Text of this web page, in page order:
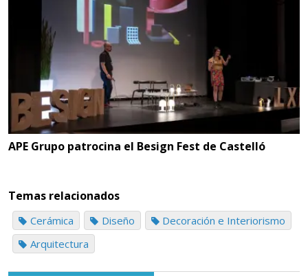
APE Grupo patrocina el Besign Fest de Castelló
Temas relacionados
Cerámica Diseño
Decoración e Interiorismo
Arquitectura